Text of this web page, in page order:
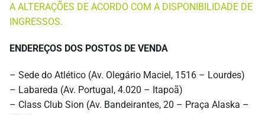
A ALTERAÇÕES DE ACORDO COM A DISPONIBILIDADE DE
INGRESSOS.
ENDEREÇOS DOS POSTOS DE VENDA
– Sede do Atlético (Av. Olegário Maciel, 1516 – Lourdes)
– Labareda (Av. Portugal, 4.020 – Itapoã)
– Class Club Sion (Av. Bandeirantes, 20 – Praça Alaska –